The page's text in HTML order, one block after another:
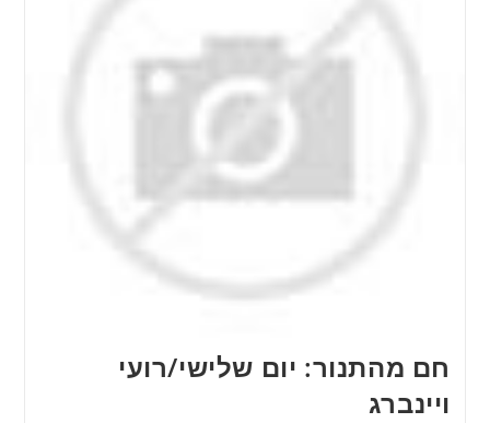
חם מהתנור: יום שלישי/רועי
ויינברג